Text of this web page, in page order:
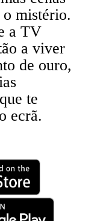
mistério.
a TV
a viver
de ouro,
te
ecrã.